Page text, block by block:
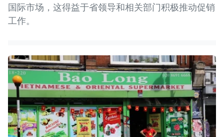
国际市场，这得益于省领导和相关部门积极推动促销
工作。